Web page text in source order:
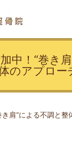
中！“巻き
のアプロー
肩”による不調と整